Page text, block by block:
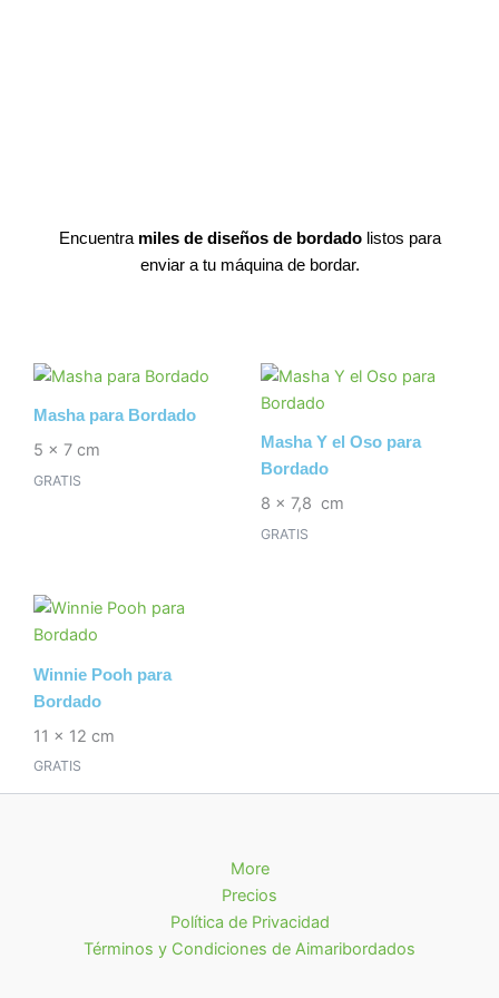
Encuentra miles de diseños de bordado listos para
enviar a tu máquina de bordar.
Masha para Bordado
5 x 7 cm
GRATIS
Masha Y el Oso para
Bordado
8 x 7,8 cm
GRATIS
Winnie Pooh para
Bordado
11 x 12 cm
GRATIS
More
Precios
Política de Privacidad
Términos y Condiciones de Aimaribordados